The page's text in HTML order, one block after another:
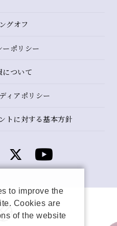
グオフ
ーポリシー
について
ィアポリシー
トに対する基本方針
to improve the
Cookies are
of the website